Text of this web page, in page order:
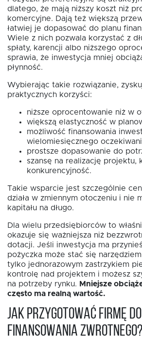
dlatego, że mają niższy koszt niż
komercyjne. Dają też większą
łatwiej je dopasować do planu
Wiele z nich pozwala korzystać z
spłaty, karencji albo niższego
sprawia, że inwestycja mniej
płynność.
Wybierając takie rozwiązanie,
praktycznych korzyści:
niższe oprocentowanie niż w
większą elastyczność w
możliwość finansowania
wielomiesięcznego
prostsze dopasowanie do
szansę na realizację projektu,
konkurencyjność.
Takie wsparcie jest szczególnie
działa w zmiennym otoczeniu i nie
kapitału na długo.
Dla wielu przedsiębiorców to
okazuje się ważniejsza niż
dotacji. Jeśli inwestycja ma
pożyczka może stać się
tylko jednorazowym zastrzykiem
kontrolę nad projektem i możesz
na potrzeby rynku. Mniejsze
często ma realną wartość.
Jak przygotować firmę do
finansowania zwrotnego?